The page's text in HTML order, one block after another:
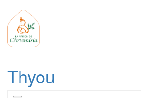
Thyou